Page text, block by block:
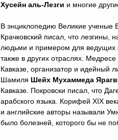
Хусейн аль-Лезги и многие
В энциклопедию Великие ученые
Крачковский писал, что лезгины,
людьми и примером для ведущих
также в других отраслях.
Кавказе, организатор и идейный
Шамиля Шейх Мухаммеда
Кавказе. Покровски писал, что
арабского языка. Корифей XIX
и английские авторы называли
было болезней, которого бы не